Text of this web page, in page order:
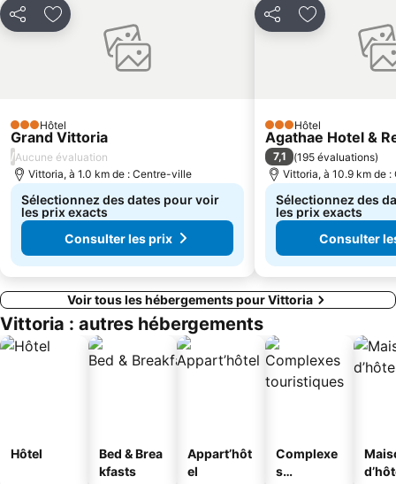
PartagerAjouter à mes favoris
3 Étoiles
Hôtel
Grand Vittoria
/Aucune évaluation
Vittoria, à 1.0 km de : Centre-ville
Sélectionnez des dates pour voir
les prix exacts
Consulter les prix
PartagerAjouter à
3 Étoiles
Hôtel
Agathae Hotel &
7,1 (195 évaluations)
Vittoria, à 10.9 km de
Sélectionnez des
les prix exacts
Consulter
Voir tous les hébergements pour Vittoria
Vittoria : autres hébergements
Hôtel
Bed & Brea
kfasts
Appart’hôt
el
Complexe
s